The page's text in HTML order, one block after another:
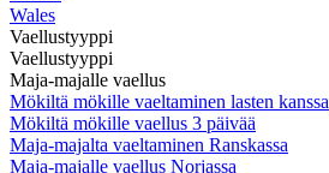
Wales
Vaellustyyppi
Vaellustyyppi
Maja-majalle vaellus
Mökiltä mökille vaeltaminen lasten kanssa
Mökiltä mökille vaellus 3 päivää
Maja-majalta vaeltaminen Ranskassa
Maja-majalle vaellus Norjassa